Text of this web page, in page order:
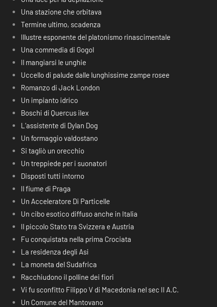
Una stazione che orbitava
Termine ultimo, scadenza
Illustre esponente del platonismo rinascimentale
Una commedia di Gogol
Il mangiarsi le unghie
Uccello di palude dalle lunghissime zampe rosee
Romanzo di Jack London
Un impianto idrico
Boschi di Quercus ilex
L’assistente di Dylan Dog
Un formaggio valdostano
Si tagliò un orecchio
Un treppiede per i suonatori
Disposti tutti intorno
Il fiume di Praga
Un Acceleratore Di Particelle
Un cibo esotico diffuso anche in Italia
Il piccolo Stato tra Svizzera e Austria
Fu conquistata nella prima Crociata
La residenza degli Asi
La moneta del Sudafrica
Racchiudono il polline dei fiori
Vi fu sconfitto Filippo V di Macedonia nel sec II A.C.
Un Comune del Mantovano